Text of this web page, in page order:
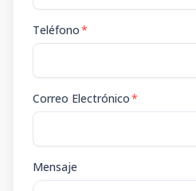
Teléfono*
Correo Electrónico*
Mensaje